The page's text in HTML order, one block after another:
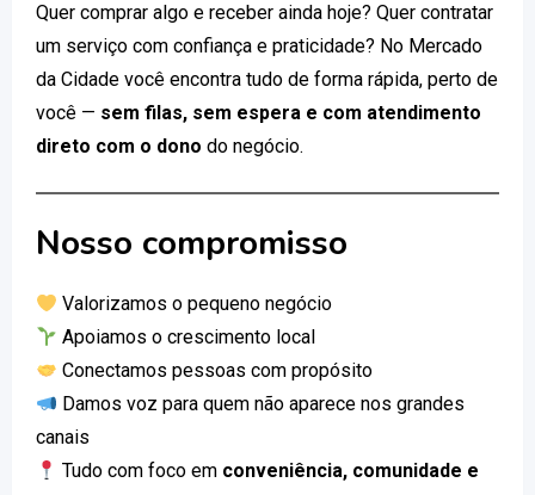
Quer comprar algo e receber ainda hoje? Quer contratar
um serviço com confiança e praticidade? No Mercado
da Cidade você encontra tudo de forma rápida, perto de
você — sem filas, sem espera e com atendimento
direto com o dono do negócio.
Nosso compromisso
Valorizamos o pequeno negócio
Apoiamos o crescimento local
Conectamos pessoas com propósito
Damos voz para quem não aparece nos grandes
canais
Tudo com foco em conveniência, comunidade e